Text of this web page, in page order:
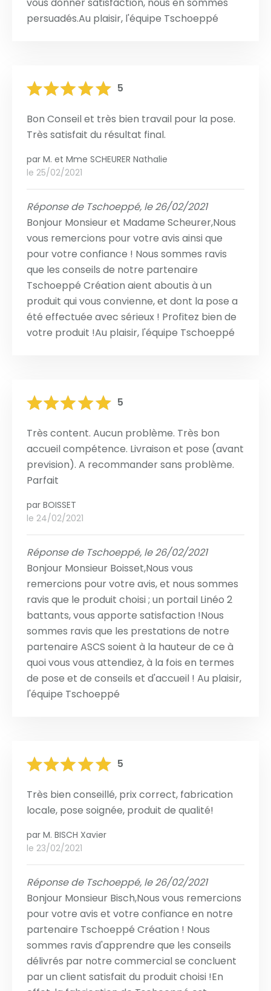
persuadés.Au plaisir, l'équipe Tschoeppé
5
Bon Conseil et très bien travail pour la pose.
Très satisfait du résultat final.
par M. et Mme SCHEURER Nathalie
le 25/02/2021
Réponse de Tschoeppé, le 26/02/2021
Bonjour Monsieur et Madame Scheurer,Nous
vous remercions pour votre avis ainsi que
pour votre confiance ! Nous sommes ravis
que les conseils de notre partenaire
Tschoeppé Création aient aboutis à un
produit qui vous convienne, et dont la pose a
été effectuée avec sérieux ! Profitez bien de
votre produit !Au plaisir, l'équipe Tschoeppé
5
Très content. Aucun problème. Très bon
accueil compétence. Livraison et pose (avant
prevision). A recommander sans problème.
Parfait
par BOISSET
le 24/02/2021
Réponse de Tschoeppé, le 26/02/2021
Bonjour Monsieur Boisset,Nous vous
remercions pour votre avis, et nous sommes
ravis que le produit choisi ; un portail Linéo 2
battants, vous apporte satisfaction !Nous
sommes ravis que les prestations de notre
partenaire ASCS soient à la hauteur de ce à
quoi vous vous attendiez, à la fois en termes
de pose et de conseils et d'accueil ! Au plaisir,
l'équipe Tschoeppé
5
Très bien conseillé, prix correct, fabrication
locale, pose soignée, produit de qualité!
par M. BISCH Xavier
le 23/02/2021
Réponse de Tschoeppé, le 26/02/2021
Bonjour Monsieur Bisch,Nous vous remercions
pour votre avis et votre confiance en notre
partenaire Tschoeppé Création ! Nous
sommes ravis d'apprendre que les conseils
délivrés par notre commercial se concluent
par un client satisfait du produit choisi !En